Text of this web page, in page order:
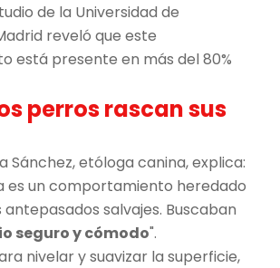
de la Universidad de
reveló que este
está presente en más del 80%
perros rascan sus
Sánchez, etóloga canina, explica:
es un comportamiento heredado
antepasados salvajes. Buscaban
seguro y cómodo".
nivelar y suavizar la superficie,